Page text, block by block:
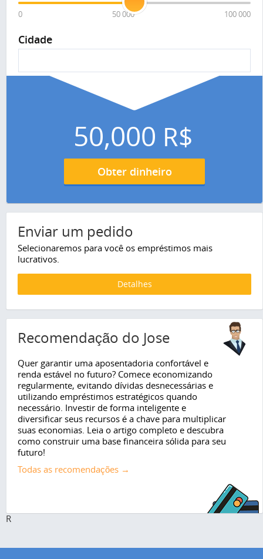
0 50 000 100 000
Cidade
50,000 R$
Obter dinheiro
Enviar um pedido
Selecionaremos para você os empréstimos mais
lucrativos.
Detalhes
Recomendação do Jose
Quer garantir uma aposentadoria confortável e
renda estável no futuro? Comece economizando
regularmente, evitando dívidas desnecessárias e
utilizando empréstimos estratégicos quando
necessário. Investir de forma inteligente e
diversificar seus recursos é a chave para multiplicar
suas economias. Leia o artigo completo e descubra
como construir uma base financeira sólida para seu
futuro!
Todas as recomendações →
R